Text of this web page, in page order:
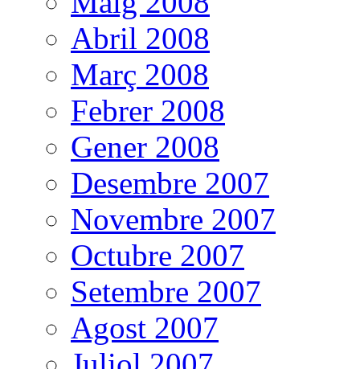
Abril 2008
Març 2008
Febrer 2008
Gener 2008
Desembre 2007
Novembre 2007
Octubre 2007
Setembre 2007
Agost 2007